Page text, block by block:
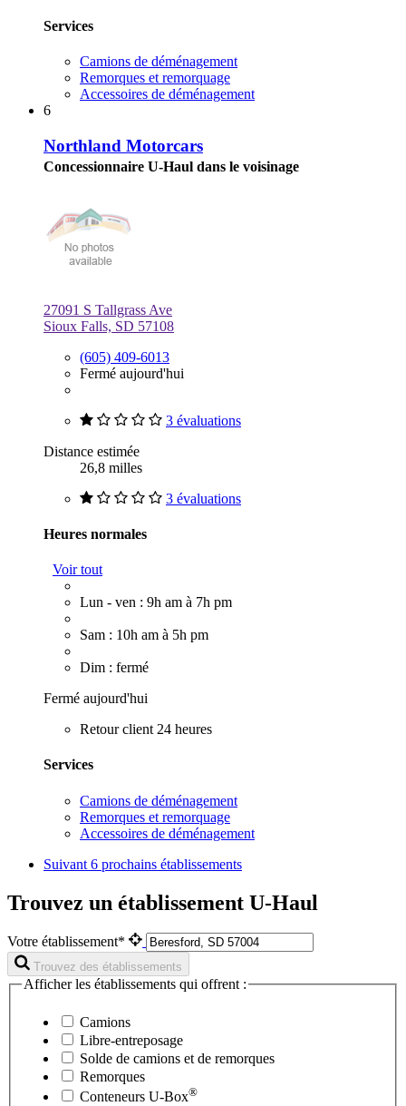
Services
Camions de déménagement
Remorques et remorquage
Accessoires de déménagement
6
Northland Motorcars
Concessionnaire U-Haul dans le voisinage
27091 S Tallgrass Ave
Sioux Falls, SD 57108
(605) 409-6013
Fermé aujourd'hui
3 évaluations
Distance estimée
26,8 milles
3 évaluations
Heures normales
Voir tout
Lun - ven : 9h am à 7h pm
Sam : 10h am à 5h pm
Dim : fermé
Fermé aujourd'hui
Retour client 24 heures
Services
Camions de déménagement
Remorques et remorquage
Accessoires de déménagement
Suivant 6 prochains établissements
Trouvez un établissement U-Haul
Votre établissement*
Trouvez des établissements
Afficher les établissements qui offrent :
Camions
Libre-entreposage
Solde de camions et de remorques
Remorques
Conteneurs U-Box®